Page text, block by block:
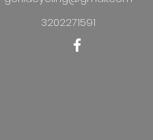
3202271591